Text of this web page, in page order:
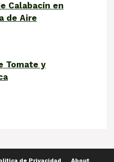
Calabacín en
de Aire
Tomate y